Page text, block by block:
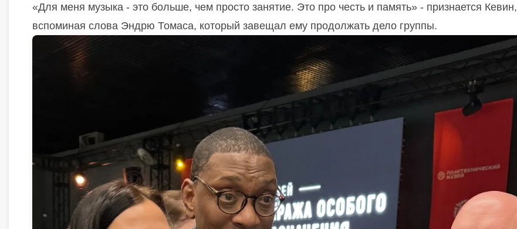
«Для меня музыка - это больше, чем просто занятие. Это про честь и память» - признается Кевин,
вспоминая слова Эндрю Томаса, который завещал ему продолжать дело группы.